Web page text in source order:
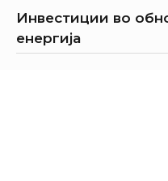
Инвестиции во
енергија